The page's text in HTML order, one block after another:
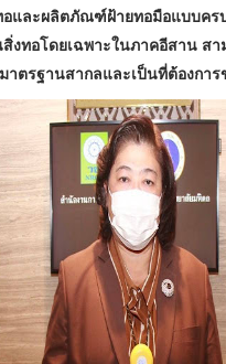
และผลิตภัณฑ์ฝ้ายทอมือแบบคร
งทอโดยเฉพาะในภาคอีสาน ส
ตรฐานสากลและเป็นที่ต้องการ